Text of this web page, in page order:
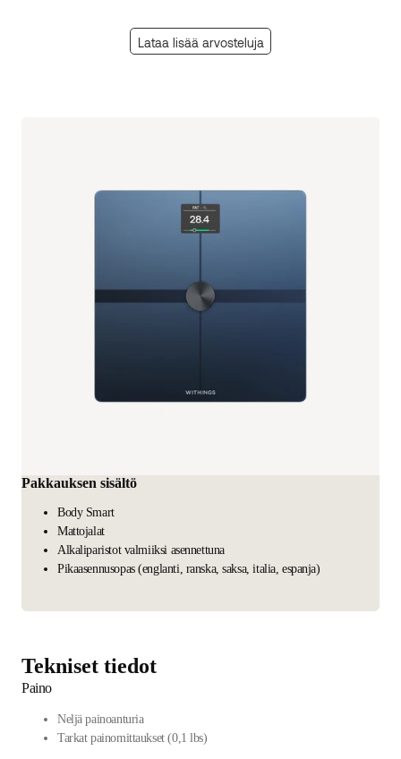
Lataa lisää arvosteluja
Pakkauksen sisältö
Body Smart
Mattojalat
Alkaliparistot valmiiksi asennettuna
Pikaasennusopas (englanti, ranska, saksa, italia, espanja)
Tekniset tiedot
Paino
Neljä painoanturia
Tarkat painomittaukset (0,1 lbs)